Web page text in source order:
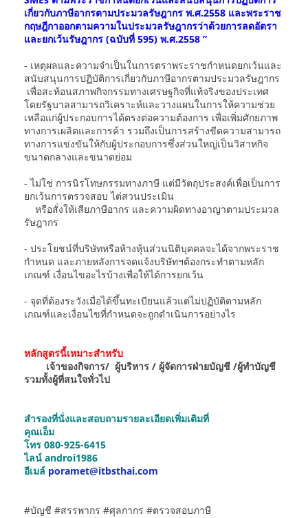
เกี่ยวกับภาษีอากรตามประมวลรัษฎากร พ.ศ.2558 และพระราช
กฤษฎีกาออกตามความในประมวลรัษฎากรว่าด้วยการลดอัตรา
และยกเว้นรัษฎากร (ฉบับที่ 595) พ.ศ.2558 ”
- เหตุผลและความจำเป็นในการตราพระราชกำหนดยกเว้นและ
สนับสนุนการปฏิบัติการเกี่ยวกับภาษีอากรตามประมวลรัษฎากร
เพื่อสะท้อนสภาพกิจกรรมทางเศรษฐกิจที่แท้จริงของประเทศ
โดยรัฐบาลสามารถวิเคราะห์และวางแผนในการให้ความช่วย
เหลือแก่ผู้ประกอบการได้ตรงต่อความต้องการ เพื่อเพิ่มศักยภาพ
ทางการเผลิตและการค้า รวมถึงเป็นการสร้างขีดความสามารถ
ทางการแข่งขันให้กับผู้ประกอบการซึ่งส่วนใหญ่เป็นวิสาหกิจ
ขนาดกลางและขนาดย่อม
- ไม่ใช่ การนิรโทษกรรมทางภาษี แต่มีวัตถุประสงค์เพื่อเป็นการ
ยกเว้นการตรวจสอบ ไต่สวนประเมิน
หรือสั่งให้เสียภาษีอากร และความผิดทางอาญาตามประมวล
รัษฎากร
- ประโยชน์ที่บริษัทหรือห้างหุ้นส่วนนิติบุคคลจะได้จากพระราช
กำหนด และภายหลังการจดแจ้งบริษัทฯต้องกระทำตามหลัก
เกณฑ์ เงื่อนไขอะไรบ้างเพื่อให้ได้การยกเว้น
- จุดที่ต้องระวังเมื่อได้ขึ้นทะเบียนแล้วแต่ไม่ปฏิบัติตามหลัก
เกณฑ์และเงื่อนไขที่กำหนดจะถูกดำเนินการอย่างไร
หลักสูตรนี้เหมาะสำหรับ
เจ้าของกิจการ/ ผู้บริหาร / ผู้จัดการฝ่ายบัญชี /ผู้ทำบัญชี
รวมทั้งผู้ที่สนใจทั่วไป
สำรองที่นั่งและสอบถามรายละเอียดเพิ่มเติมที่
คุณเอ็ม
โทร 080-925-6415
ไลน์ androi1986
อีเมล์ poramet@itbsthai.com
#บัญชี #สรรพากร #ศุลกากร #ตรวจสอบภาษี